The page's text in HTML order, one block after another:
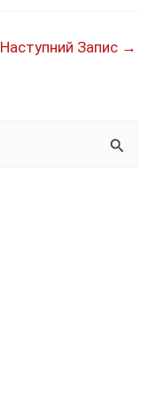
Наступний Запис →